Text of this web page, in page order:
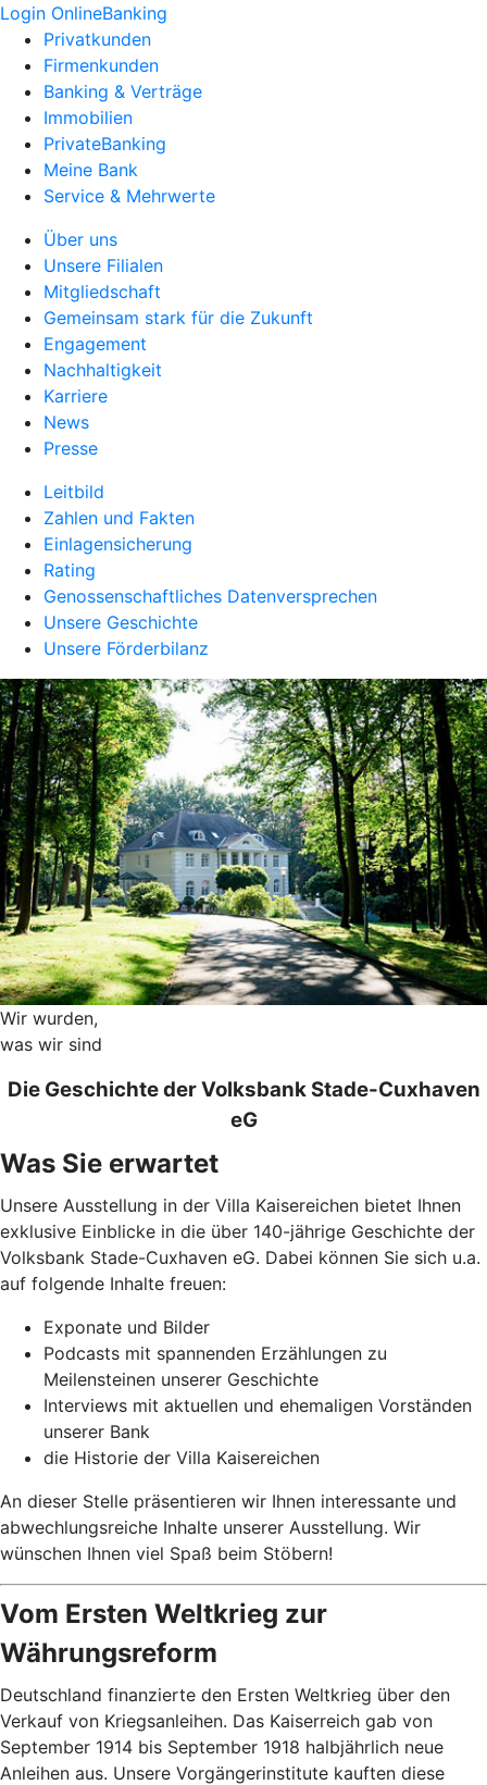
Login OnlineBanking
Privatkunden
Firmenkunden
Banking & Verträge
Immobilien
PrivateBanking
Meine Bank
Service & Mehrwerte
Über uns
Unsere Filialen
Mitgliedschaft
Gemeinsam stark für die Zukunft
Engagement
Nachhaltigkeit
Karriere
News
Presse
Leitbild
Zahlen und Fakten
Einlagensicherung
Rating
Genossenschaftliches Datenversprechen
Unsere Geschichte
Unsere Förderbilanz
Wir wurden,
was wir sind
Die Geschichte der Volksbank Stade-Cuxhaven
eG
Was Sie erwartet
Unsere Ausstellung in der Villa Kaisereichen bietet Ihnen
exklusive Einblicke in die über 140-jährige Geschichte der
Volksbank Stade-Cuxhaven eG. Dabei können Sie sich u.a.
auf folgende Inhalte freuen:
Exponate und Bilder
Podcasts mit spannenden Erzählungen zu
Meilensteinen unserer Geschichte
Interviews mit aktuellen und ehemaligen Vorständen
unserer Bank
die Historie der Villa Kaisereichen
An dieser Stelle präsentieren wir Ihnen interessante und
abwechlungsreiche Inhalte unserer Ausstellung. Wir
wünschen Ihnen viel Spaß beim Stöbern!
Vom Ersten Weltkrieg zur
Währungsreform
Deutschland finanzierte den Ersten Weltkrieg über den
Verkauf von Kriegsanleihen. Das Kaiserreich gab von
September 1914 bis September 1918 halbjährlich neue
Anleihen aus. Unsere Vorgängerinstitute kauften diese